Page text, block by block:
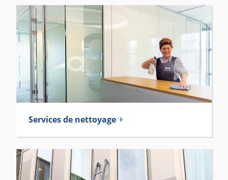
Services de nettoyage